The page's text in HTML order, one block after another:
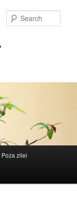
Poza zilei